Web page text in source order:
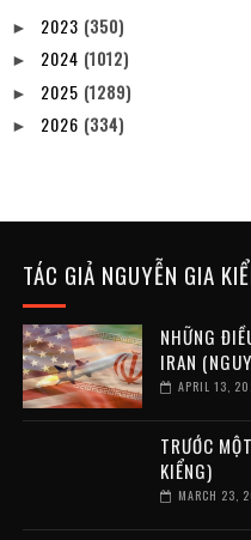
► 2023 (350)
► 2024 (1012)
► 2025 (1289)
► 2026 (334)
TÁC GIẢ NGUYỄN GIA
NHỮNG
IRAN
APRIL 13,
TRƯỚC
KIỂNG)
MARCH 23,